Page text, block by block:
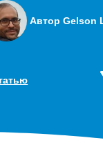
Автор Gelson